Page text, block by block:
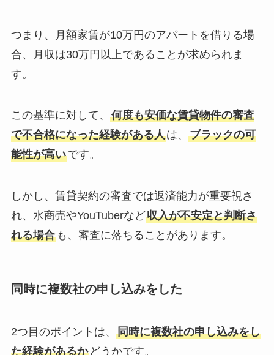
つまり、月額家賃が10万円のアパートを借りる場
合、月収は30万円以上であることが求められま
す。
この基準に対して、 何度も安価な賃貸物件の審査
で不合格になった経験がある人は、 ブラックの可
能性が高いです。
しかし、賃貸契約の審査では返済能力が重要視さ
れ、水商売やYouTuberなど収入が不安定と判断さ
れる場合も、審査に落ちることがあります。
同時に複数社の申し込みをした
2つ目のポイントは、 同時に複数社の申し込みをし
た経験があるかどうかです。